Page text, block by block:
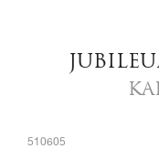
510605